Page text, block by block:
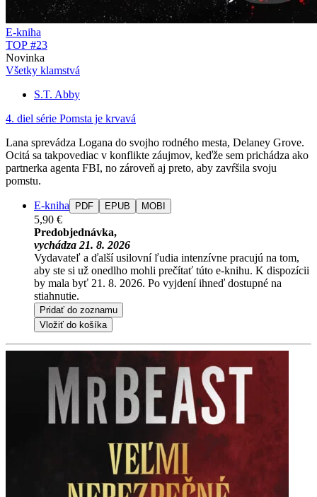
E-kniha
TOP #23
Novinka
Všetky klamstvá
S.T. Abby
4. diel série Pomsta je krvavá
Lana sprevádza Logana do svojho rodného mesta, Delaney Grove.
Ocitá sa takpovediac v konflikte záujmov, keďže sem prichádza ako
partnerka agenta FBI, no zároveň aj preto, aby zavŕšila svoju
pomstu.
E-kniha PDF EPUB MOBI
5,90 €
Predobjednávka,
vychádza 21. 8. 2026
Vydavateľ a ďalší usilovní ľudia intenzívne pracujú na tom,
aby ste si už onedlho mohli prečítať túto e-knihu. K dispozícii
by mala byť 21. 8. 2026. Po vyjdení ihneď dostupné na
stiahnutie.
Pridať do zoznamu
Vložiť do košíka